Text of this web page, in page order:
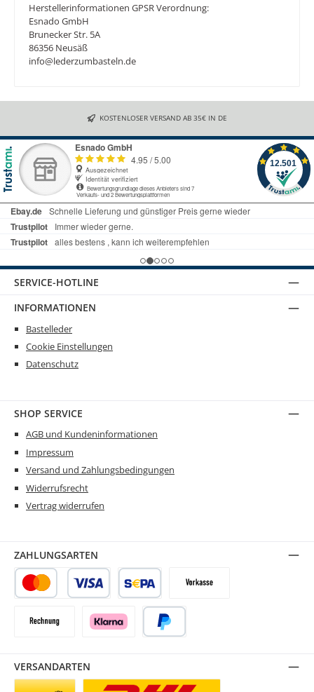
Herstellerinformationen GPSR Verordnung:
Esnado GmbH
Brunecker Str. 5A
86356 Neusäß
info@lederzumbasteln.de
KOSTENLOSER VERSAND AB 35€ IN DE
SERVICE-HOTLINE
INFORMATIONEN
Bastelleder
Cookie Einstellungen
Datenschutz
SHOP SERVICE
AGB und Kundeninformationen
Impressum
Versand und Zahlungsbedingungen
Widerrufsrecht
Vertrag widerrufen
VERSANDARTEN
ZAHLUNGSARTEN
SEPA LastschriftVorkasse